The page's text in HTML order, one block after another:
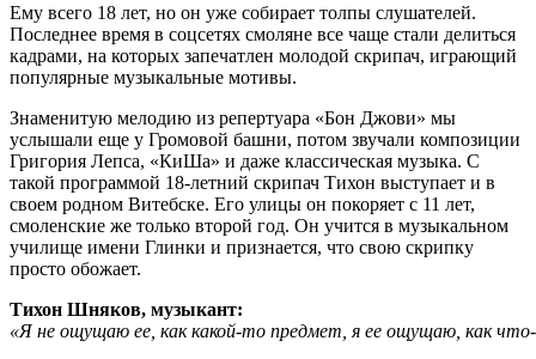
Ему всего 18 лет, но он уже собирает толпы слушателей.
Последнее время в соцсетях смоляне все чаще стали делиться
кадрами, на которых запечатлен молодой скрипач, играющий
популярные музыкальные мотивы.
Знаменитую мелодию из репертуара «Бон Джови» мы
услышали еще у Громовой башни, потом звучали композиции
Григория Лепса, «КиШа» и даже классическая музыка. С
такой программой 18-летний скрипач Тихон выступает и в
своем родном Витебске. Его улицы он покоряет с 11 лет,
смоленские же только второй год. Он учится в музыкальном
училище имени Глинки и признается, что свою скрипку
просто обожает.
Тихон Шняков, музыкант:
«Я не ощущаю ее, как какой-то предмет, я ее ощущаю, как